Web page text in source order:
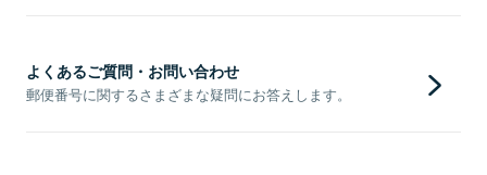
よくあるご質問・お問い合わせ
郵便番号に関するさまざまな疑問にお答えします。